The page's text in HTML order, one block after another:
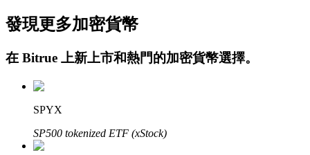
借貸寶
借貸數字貨幣，及時且安全的服務
發現更多加密貨幣
在 Bitrue 上新上市和熱門的加密貨幣選擇。
SPYX
SP500 tokenized ETF (xStock)